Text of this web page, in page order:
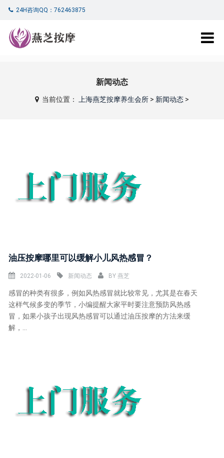
24H咨询QQ：762463875
新闻动态
当前位置： 上海燕芝按摩养生会所> 新闻动态>
油压按摩哪里可以缓解小儿风热感冒？
2022-01-06 新闻动态 BY燕芝
感冒的种类有很多，例如风热感冒就比较常见，尤其是在春天
这样气候多变的季节，小编提醒大家平时要注意预防风热感
冒，如果小孩子出现风热感冒可以通过油压按摩的方法来缓
解，...